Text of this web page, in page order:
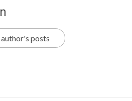
author's posts